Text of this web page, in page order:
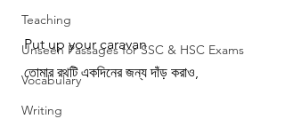
Teaching
Unseen Passages for SSC & HSC Exams
Vocabulary
Writing
Put up your caravan
তোমার রথটি একদিনের জন্য দাঁড় করাও,